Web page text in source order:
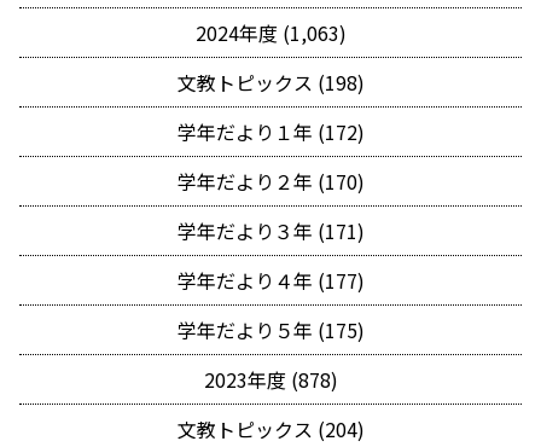
2024年度 (1,063)
文教トピックス (198)
学年だより１年 (172)
学年だより２年 (170)
学年だより３年 (171)
学年だより４年 (177)
学年だより５年 (175)
2023年度 (878)
文教トピックス (204)